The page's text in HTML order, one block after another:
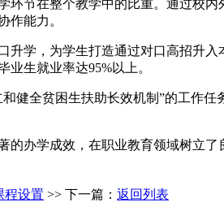
节在整个教学中的比重。通过校
作能力。
学，为学生打造通过对口高招升
生就业率达95%以上。
健全贫困生扶助长效机制”的工作
办学成效，在职业教育领域树立
程设置 >> 下一篇： 返回列表